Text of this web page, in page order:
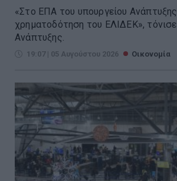
«Στο ΕΠΑ του υπουργείου
χρηματοδότηση του ΕΛΙΔΕΚ»,
Ανάπτυξης.
19:07 | 05 Αυγούστου 2026 Οικονομία